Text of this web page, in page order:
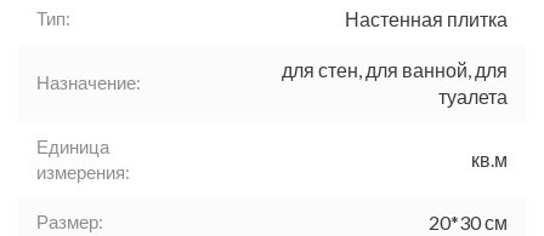
Тип: Настенная плитка
Назначение:
для стен, для ванной, для
туалета
Единица
измерения:
кв.м
Размер: 20*30 см